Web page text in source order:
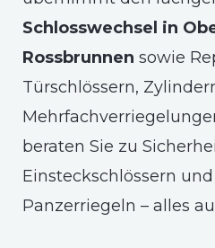
Schlosswechsel in
Rossbrunnen sowie
Türschlössern,
beraten Sie zu
Einsteckschlössern und
Panzerriegeln – alles